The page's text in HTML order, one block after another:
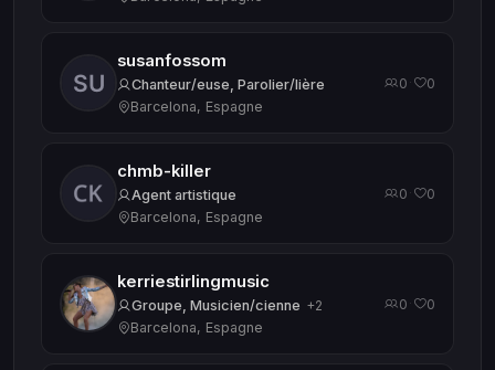
susanfossom
Chanteur/euse, Parolier/lière
Barcelona, Espagne
0 · 0
chmb-killer
Agent artistique
Barcelona, Espagne
0 · 0
kerriestirlingmusic
Groupe, Musicien/cienne +2
Barcelona, Espagne
0 · 0